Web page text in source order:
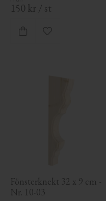
150 kr / st
Lägg till i favoriter
Fönsterknekt 32 x 9 cm -
Nr. 10-03